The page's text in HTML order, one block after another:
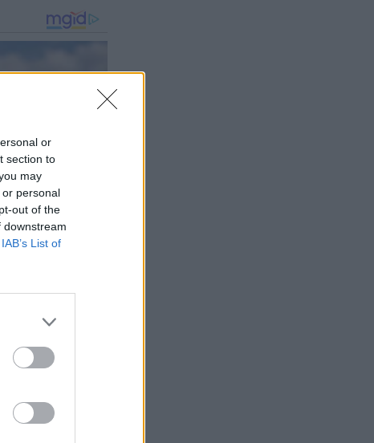
or
section to
may
personal
out of the
downstream
IAB’s List of